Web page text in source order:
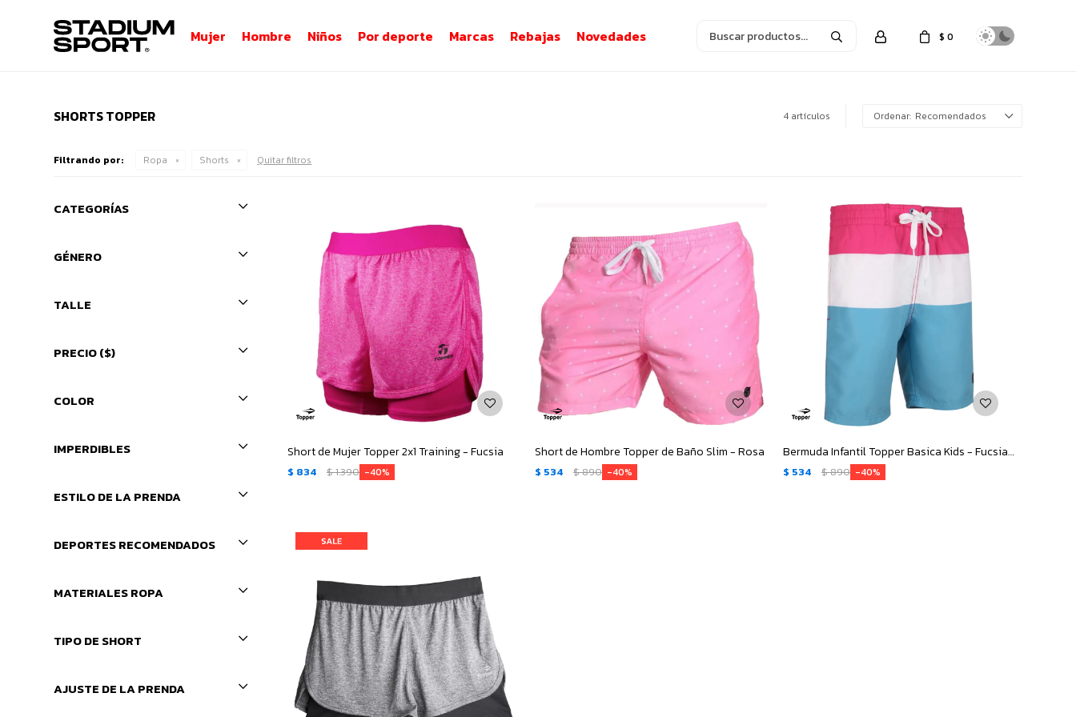
Mujer Hombre Niños Por deporte Marcas Rebajas Novedades $ 0
SHORTS TOPPER 4 artículos Recomendados
Filtrando por: Ropa Shorts Quitar filtros
Short de Mujer Topper 2x1 Training - Fucsia
$ 834 $1.390 40
Short de Hombre Topper de Baño Slim - Rosa
$ 534 $890 40
Bermuda Infantil Topper Basica Kids - Fucsia - Blanco - Celeste
$ 534 $890 40
CATEGORÍAS
GÉNERO
TALLE
PRECIO($)
COLOR
IMPERDIBLES
ESTILO DE LA PRENDA
DEPORTES RECOMENDADOS
MATERIALES ROPA
TIPO DE SHORT
AJUSTE DE LA PRENDA